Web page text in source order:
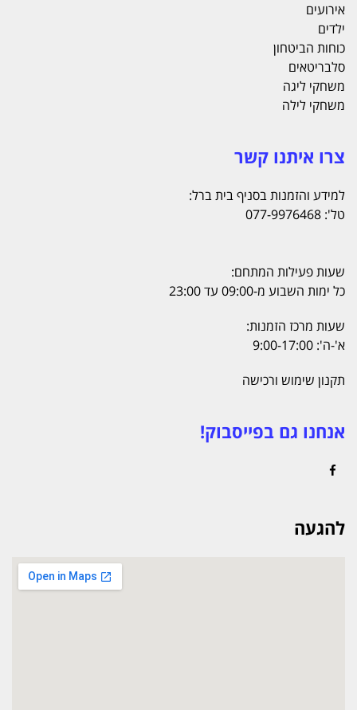
אירועים
ילדים
כוחות הביטחון
סלבריטאים
משחקי ליגה
משחקי לילה
צרו איתנו קשר
למידע והזמנות בסניף בית ברל:
טל': 077-9976468
שעות פעילות המתחם:
כל ימות השבוע מ-09:00 עד 23:00
שעות מרכז הזמנות:
א'-ה': 9:00-17:00
תקנון שימוש ורכישה
אנחנו גם בפייסבוק!
להגעה